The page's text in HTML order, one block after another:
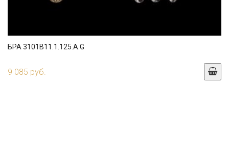
БРА 3101B11.1.125.A.G
9 085 руб.